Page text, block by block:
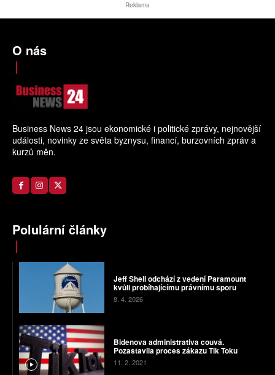
Reklama
O nás
Business News 24 jsou ekonomické i politické zprávy, nejnovější
události, novinky ze světa byznysu, financí, burzovních zpráv a
kurzů měn.
Polulární články
Jeff Shell odchází z vedení Paramount
kvůli probíhajícímu právnímu sporu
8. 4. 2026
Bidenova administrativa couvá.
Pozastavila proces zákazu Tik Toku
11. 2. 2021